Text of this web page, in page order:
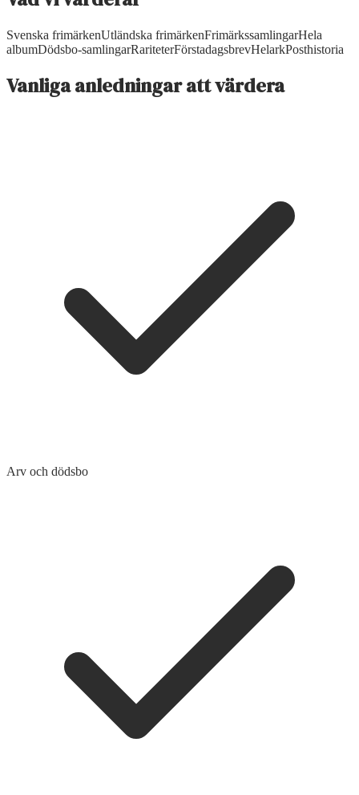
Svenska frimärkenUtländska frimärkenFrimärkssamlingarHela
albumDödsbo-samlingarRariteterFörstadagsbrevHelarkPosthistoria
Vanliga anledningar att värdera
Arv och dödsbo